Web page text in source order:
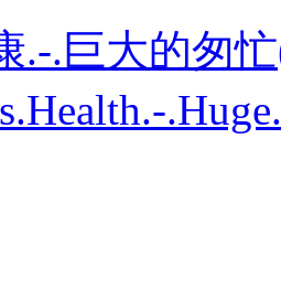
.-.巨大的匆